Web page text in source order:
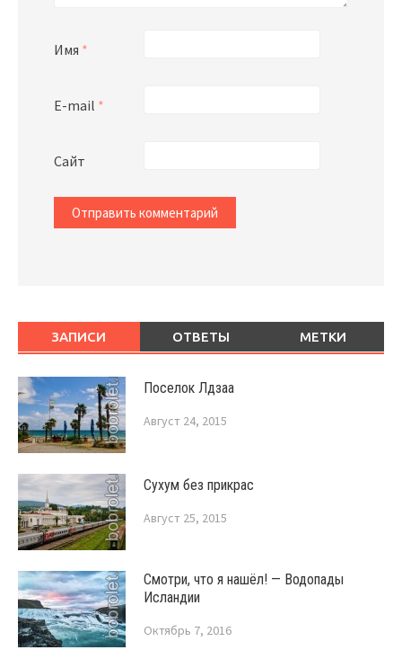
Имя *
E-mail *
Сайт
ЗАПИСИ ОТВЕТЫ МЕТКИ
Поселок Лдзаа
Август 24, 2015
Сухум без прикрас
Август 25, 2015
Смотри, что я нашёл! — Водопады
Исландии
Октябрь 7, 2016